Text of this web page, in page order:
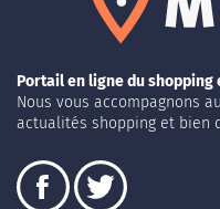
Portail en ligne du shopping
Nous vous accompagnons
actualités shopping et bien